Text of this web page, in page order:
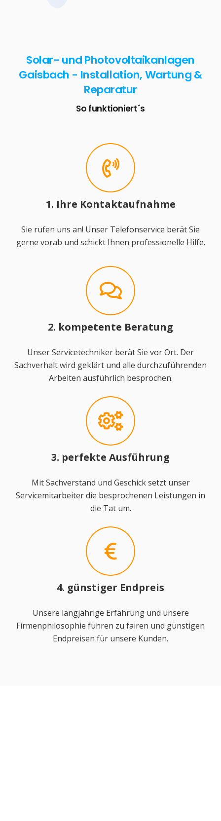
Solar- und Photovoltaikanlagen
Gaisbach - Installation, Wartung &
Reparatur
So funktioniert´s
1. Ihre Kontaktaufnahme
Sie rufen uns an! Unser Telefonservice berät Sie
gerne vorab und schickt Ihnen professionelle Hilfe.
2. kompetente Beratung
Unser Servicetechniker berät Sie vor Ort. Der
Sachverhalt wird geklärt und alle durchzuführenden
Arbeiten ausführlich besprochen.
3. perfekte Ausführung
Mit Sachverstand und Geschick setzt unser
Servicemitarbeiter die besprochenen Leistungen in
die Tat um.
4. günstiger Endpreis
Unsere langjährige Erfahrung und unsere
Firmenphilosophie führen zu fairen und günstigen
Endpreisen für unsere Kunden.